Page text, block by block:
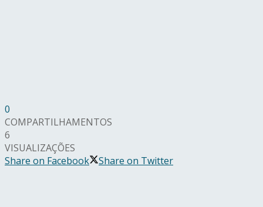
0
COMPARTILHAMENTOS
6
VISUALIZAÇÕES
Share on Facebook
Share on Twitter